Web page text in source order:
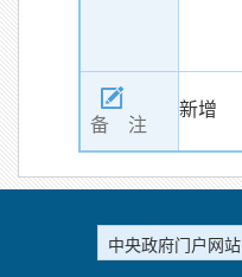
备 注
新增
中央政府门户网站